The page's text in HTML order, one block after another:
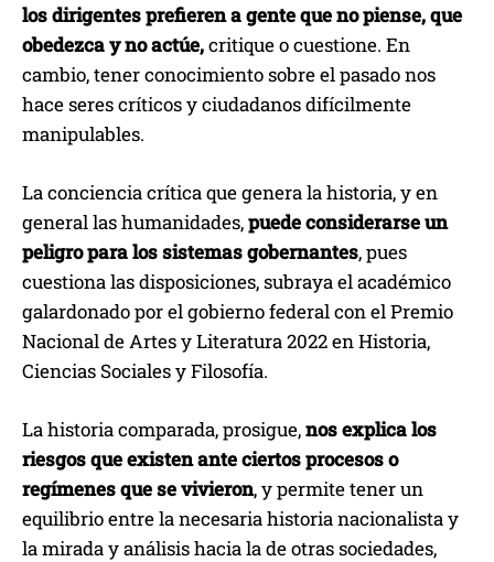
los dirigentes prefieren a gente que no piense, que
obedezca y no actúe,critique o cuestione. En
cambio, tener conocimiento sobre el pasado nos
hace seres críticos y ciudadanos difícilmente
manipulables.
La conciencia crítica que genera la historia, y en
general las humanidades,puede considerarse un
peligro para los sistemas gobernantes, pues
cuestiona las disposiciones, subraya el académico
galardonado por el gobierno federal con el Premio
Nacional de Artes y Literatura 2022 en Historia,
Ciencias Sociales y Filosofía.
La historia comparada, prosigue,nos explica los
riesgos que existen ante ciertos procesos o
regímenes que se vivieron, y permite tener un
equilibrio entre la necesaria historia nacionalista y
la mirada y análisis hacia la de otras sociedades,